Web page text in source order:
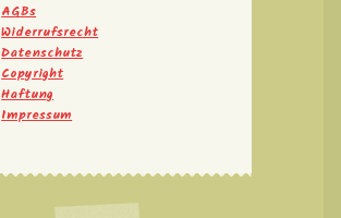
AGBs
Widerrufsrecht
Datenschutz
Copyright
Haftung
Impressum